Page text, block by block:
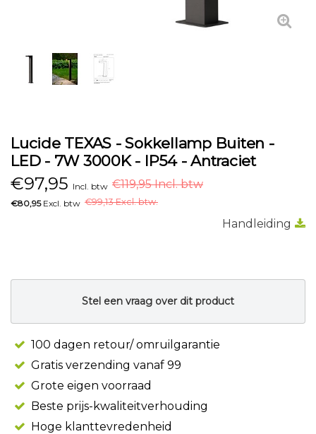
Lucide TEXAS - Sokkellamp Buiten -
LED - 7W 3000K - IP54 - Antraciet
€97,95 Incl. btw €119,95 Incl. btw
€80,95Excl. btw €99,13 Excl. btw.
Handleiding
Stel een vraag over dit product
100 dagen retour/ omruilgarantie
Gratis verzending vanaf 99
Grote eigen voorraad
Beste prijs-kwaliteitverhouding
Hoge klanttevredenheid